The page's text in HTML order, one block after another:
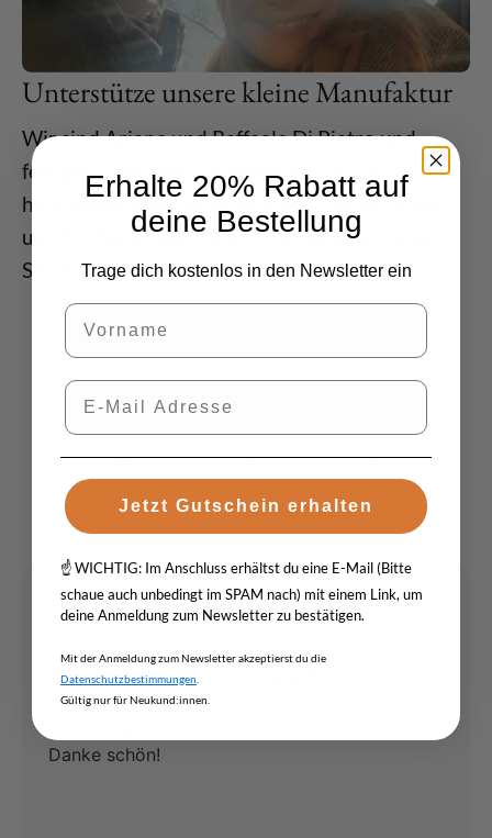
Unterstütze unsere kleine Manufaktur
Wir sind Ariane und Raffaele Di Pietro und
fertigen nahe dem Chiemsee seit 2014
handgemachten Naturschmuck. Mit viel Liebe
und hochwertigen Materialien entsteht jedes
Stück als einzigartiges Unikat.
Hervorragend⭐⭐⭐⭐⭐4.8
Basierend aufunseren Rezensionen
SV
slavica vampirdzieva
Ich habe bei Tollwood ein Spa-Peeling in
natürlicher Qualität gekauft. Es ist ein
Danke schön!
Erhalte 20% Rabatt auf
deine Bestellung
Trage dich kostenlos in den Newsletter ein
Vorname
E-Mail
Jetzt Gutschein erhalten
☝️ WICHTIG: Im Anschluss erhältst du eine E-Mail (Bitte
schaue auch unbedingt im SPAM nach) mit einem Link, um
deine Anmeldung zum Newsletter zu bestätigen.
Mit der Anmeldung zum Newsletter akzeptierst du die
Datenschutzbestimmungen
Gültig nur für Neukund:innen.